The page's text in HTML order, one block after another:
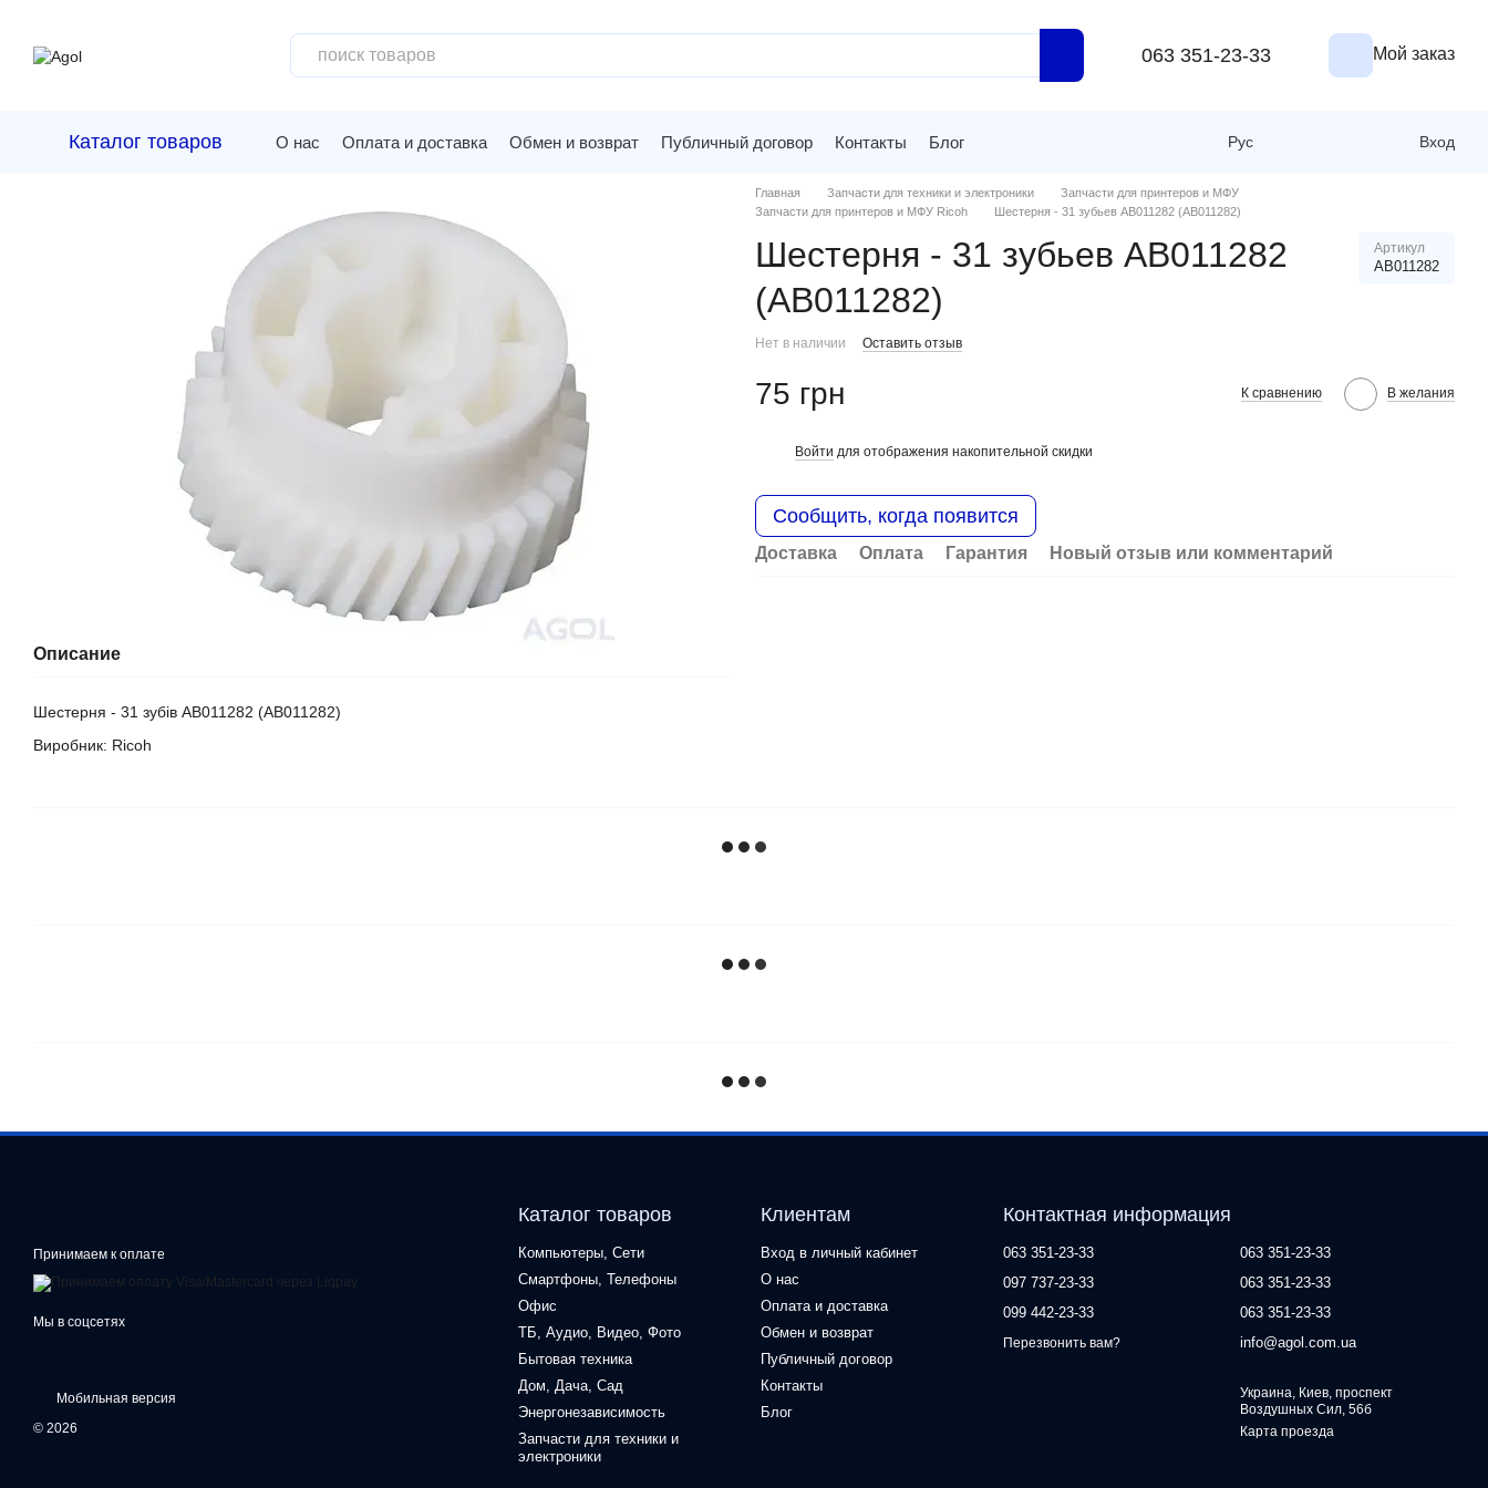
063 351-23-33 Мой заказ
Каталог товаров О нас Оплата и доставка Обмен и возврат Публичный договор Контакты Блог Рус Вход
Описание
Шестерня - 31 зубів AB011282 (AB011282)
Виробник: Ricoh
Главная Запчасти для техники и электроники
Запчасти для принтеров и МФУ
Запчасти для принтеров и МФУ Ricoh
Шестерня - 31 зубьев AB011282 (AB011282)
Шестерня - 31 зубьев AB011282
(AB011282)
Артикул
AB011282
Нет в наличии Оставить отзыв
75 грн К сравнению В желания
Войти для отображения накопительной скидки
Сообщить, когда появится
Доставка Оплата Гарантия Новый отзыв или комментарий
Принимаем к оплате
Мы в соцсетях
Мобильная версия
© 2026
Каталог товаров
Компьютеры, Сети
Смартфоны, Телефоны
Офис
ТБ, Аудио, Видео, Фото
Бытовая техника
Дом, Дача, Сад
Энергонезависимость
Запчасти для техники и
электроники
Клиентам
Вход в личный кабинет
О нас
Оплата и доставка
Обмен и возврат
Публичный договор
Контакты
Блог
Контактная информация
063 351-23-33
097 737-23-33
099 442-23-33
Перезвонить вам?
063 351-23-33
063 351-23-33
063 351-23-33
info@agol.com.ua
Украина, Киев, проспект
Воздушных Сил, 56б
Карта проезда